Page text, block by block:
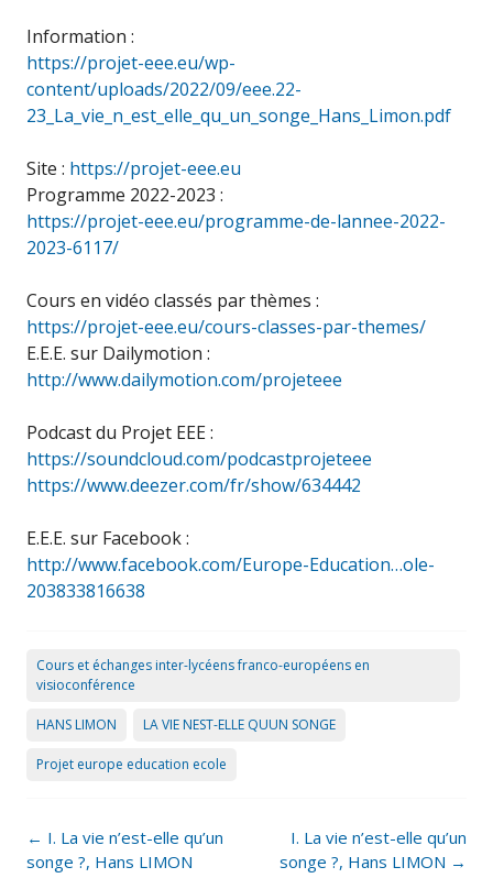
Information :
https://projet-eee.eu/wp-
content/uploads/2022/09/eee.22-
23_La_vie_n_est_elle_qu_un_songe_Hans_Limon.pdf
Site : https://projet-eee.eu
Programme 2022-2023 :
https://projet-eee.eu/programme-de-lannee-2022-
2023-6117/
Cours en vidéo classés par thèmes :
https://projet-eee.eu/cours-classes-par-themes/
E.E.E. sur Dailymotion :
http://www.dailymotion.com/projeteee
Podcast du Projet EEE :
https://soundcloud.com/podcastprojeteee
https://www.deezer.com/fr/show/634442
E.E.E. sur Facebook :
http://www.facebook.com/Europe-Education…ole-
203833816638
Cours et échanges inter-lycéens franco-européens en
visioconférence
HANS LIMON LA VIE NEST-ELLE QUUN SONGE
Projet europe education ecole
Post
navigation
← I. La vie n’est-elle qu’un
songe ?, Hans LIMON
I. La vie n’est-elle qu’un
songe ?, Hans LIMON →